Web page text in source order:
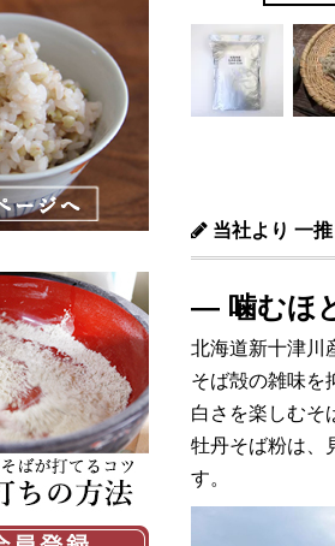
当社より 一
― 噛むほ
北海道新十津川
そば殻の雑味を
白さを楽しむそ
牡丹そば粉は、
す。